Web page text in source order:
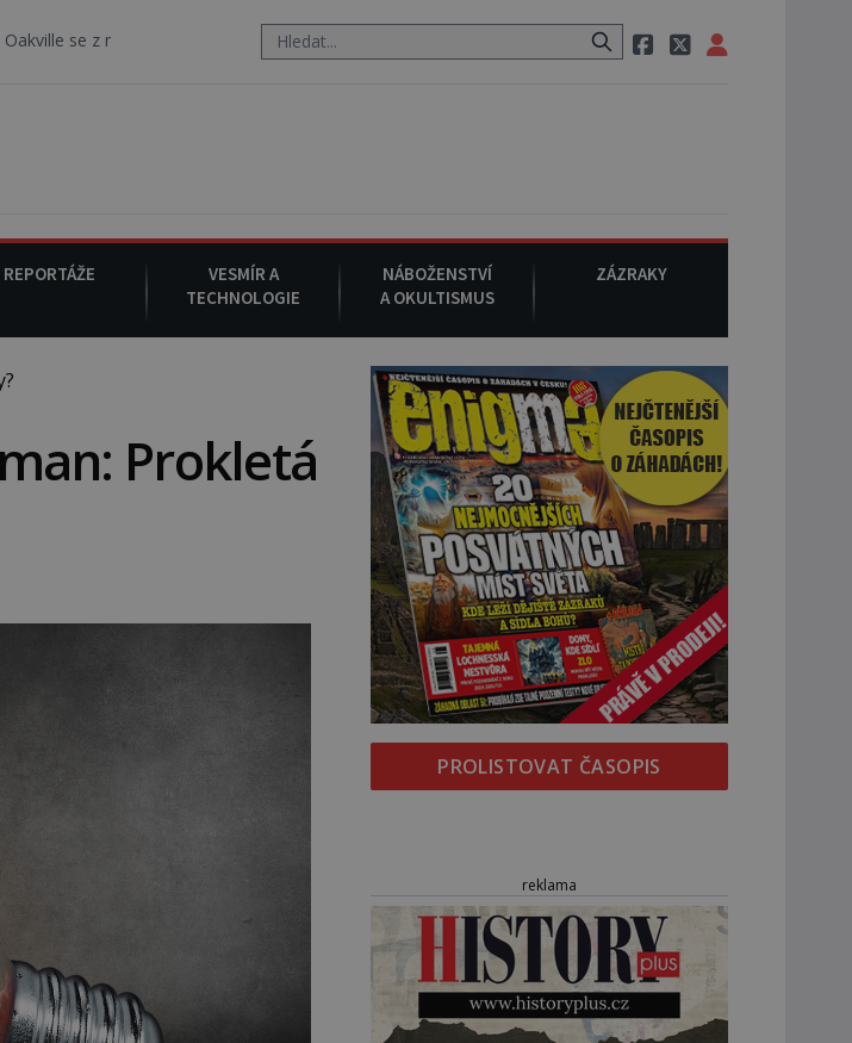
nebe snáší podivná rosolovitá látka neznámého původu. 7. srpna 1994: Na americké městečko
REPORTÁŽE
VESMÍR A
TECHNOLOGIE
NÁBOŽENSTVÍ
A OKULTISMUS
ZÁZRAKY
Prokletá
PROLISTOVAT ČASOPIS
reklama